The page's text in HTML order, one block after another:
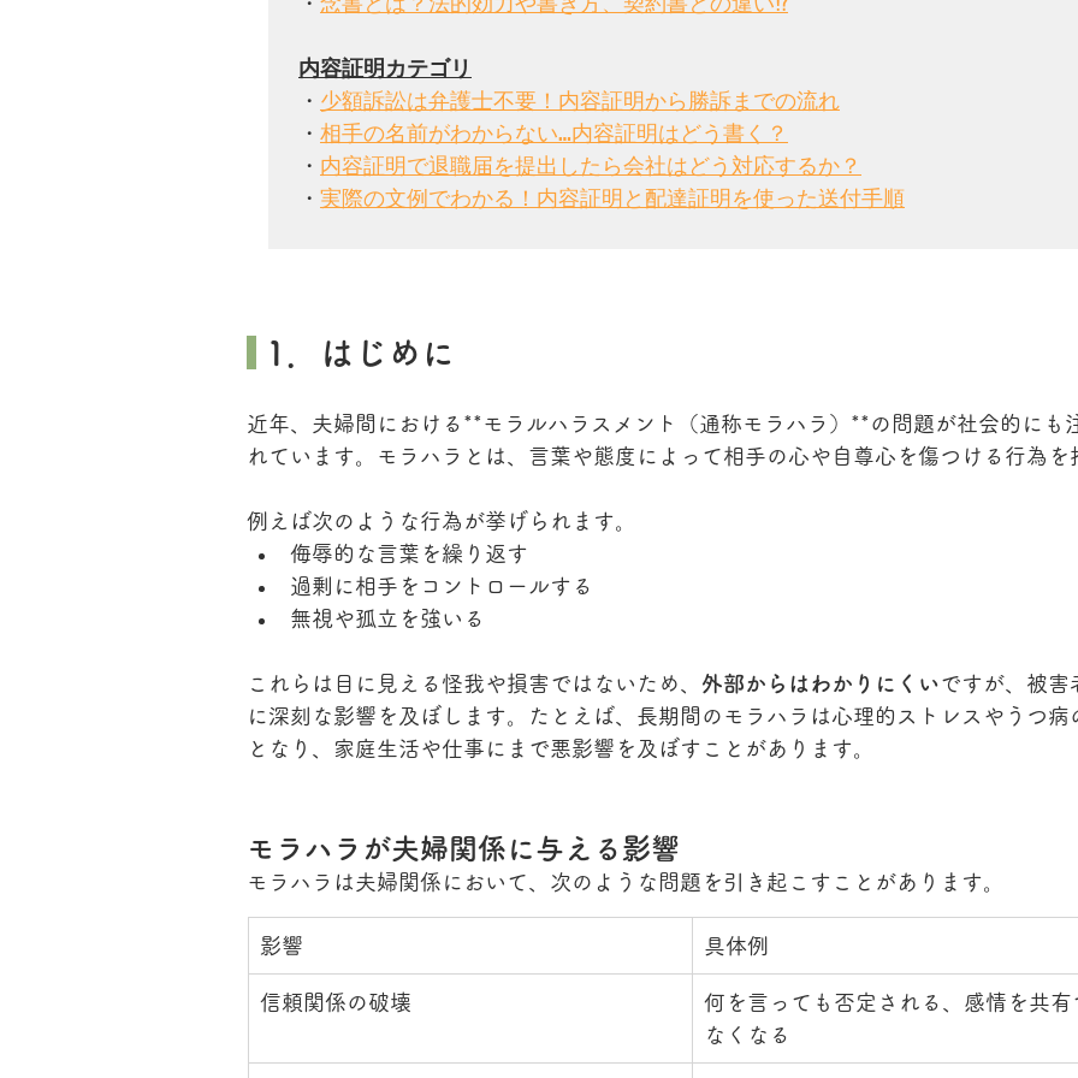
・ 少額訴訟は弁護士不要！内容証明から勝訴までの流れ
・ 相手の名前がわからない…内容証明はどう書く？
・ 内容証明で退職届を提出したら会社はどう対応するか？
・ 実際の文例でわかる！内容証明と配達証明を使った送付手順
1．はじめに
近年、夫婦間における**モラルハラスメント（通称モラハラ）**の問題が社会的にも
れています。モラハラとは、言葉や態度によって相手の心や自尊心を傷つける行為を
例えば次のような行為が挙げられます。
侮辱的な言葉を繰り返す
過剰に相手をコントロールする
無視や孤立を強いる
これらは目に見える怪我や損害ではないため、 外部からはわかりにくいですが、被害
に深刻な影響を及ぼします。たとえば、長期間のモラハラは心理的ストレスやうつ病
となり、家庭生活や仕事にまで悪影響を及ぼすことがあります。
モラハラが夫婦関係に与える影響
モラハラは夫婦関係において、次のような問題を引き起こすことがあります。
影響 具体例
信頼関係の破壊
何を言っても否定される、感情を共有
なくなる